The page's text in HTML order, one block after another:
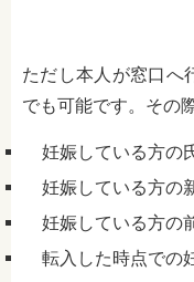
ただし本人が窓口へ
でも可能です。その
妊娠している方の
妊娠している方の
妊娠している方の
転入した時点での